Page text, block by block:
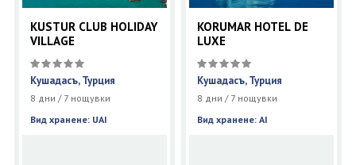
KUSTUR CLUB HOLIDAY
VILLAGE
Кушадасъ, Турция
8 дни / 7 нощувки
Вид хранене: UAI
KORUMAR HOTEL DE
LUXE
Кушадасъ, Турция
8 дни / 7 нощувки
Вид хранене: AI